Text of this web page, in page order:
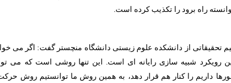
راه برود را تکذیب کرده است.
تحقیقاتی از دانشکده علوم زیستی دانشگاه منچستر گفت: اگر می
رویکرد شبیه سازی رایانه ای است. این تنها روشی است که می
داریم را کنار هم قرار دهد، به همین روش ما توانستیم روش